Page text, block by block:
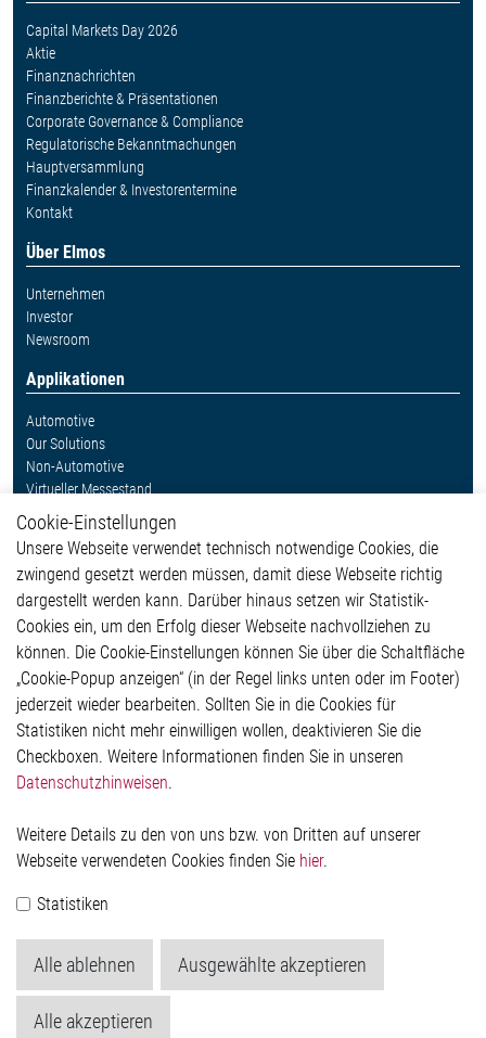
Capital Markets Day 2026
Aktie
Finanznachrichten
Finanzberichte & Präsentationen
Corporate Governance & Compliance
Regulatorische Bekanntmachungen
Hauptversammlung
Finanzkalender & Investorentermine
Kontakt
Über Elmos
Unternehmen
Investor
Newsroom
Applikationen
Automotive
Our Solutions
Non-Automotive
Virtueller Messestand
Weitere Links
Glossar
Kontakt
Hinweisgeberschutzsystem
Impressum
Datenschutzerklärung
Cookie-Popup anzeigen
Elmos Semiconductor SE
Werkstättenstraße 18
Telefon: +49 (0) 2171 / 40 183-0
Handelsregister:
Köln HRB 123561
Cookie-Einstellungen
Unsere Webseite verwendet technisch notwendige Cookies, die
zwingend gesetzt werden müssen, damit diese Webseite richtig
dargestellt werden kann. Darüber hinaus setzen wir Statistik-
Cookies ein, um den Erfolg dieser Webseite nachvollziehen zu
können. Die Cookie-Einstellungen können Sie über die Schaltfläche
„Cookie-Popup anzeigen“ (in der Regel links unten oder im Footer)
jederzeit wieder bearbeiten. Sollten Sie in die Cookies für
Statistiken nicht mehr einwilligen wollen, deaktivieren Sie die
Checkboxen. Weitere Informationen finden Sie in unseren
Datenschutzhinweisen.
Weitere Details zu den von uns bzw. von Dritten auf unserer
Webseite verwendeten Cookies finden Sie hier.
Statistiken
Alle ablehnen Ausgewählte akzeptieren
Alle akzeptieren